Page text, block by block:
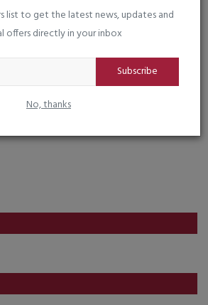
list to get the latest news, updates and
offers directly in your inbox
Subscribe
No, thanks